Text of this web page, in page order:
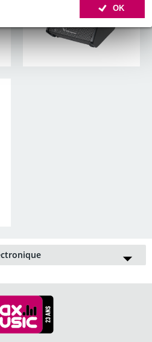
OK
en popularité. Les sons
offrent une réponse qui
celle d'une vraie batterie. Un kit
les avantages d'être compact et
utilisé dans n'importe quel style